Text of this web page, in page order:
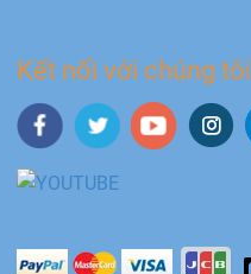
Kết nối với chúng tôi